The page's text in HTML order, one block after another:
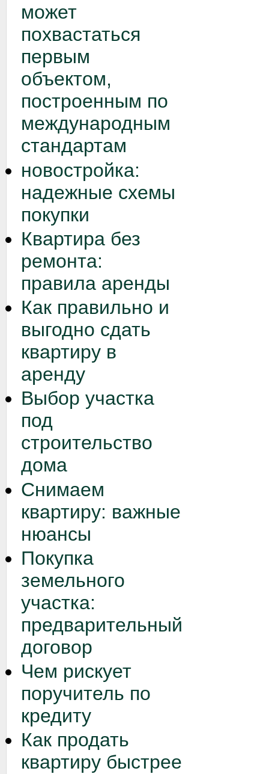
может
похвастаться
первым
объектом,
построенным по
международным
стандартам
новостройка:
надежные схемы
покупки
Квартира без
ремонта:
правила аренды
Как правильно и
выгодно сдать
квартиру в
аренду
Выбор участка
под
строительство
дома
Снимаем
квартиру: важные
нюансы
Покупка
земельного
участка:
предварительный
договор
Чем рискует
поручитель по
кредиту
Как продать
квартиру быстрее